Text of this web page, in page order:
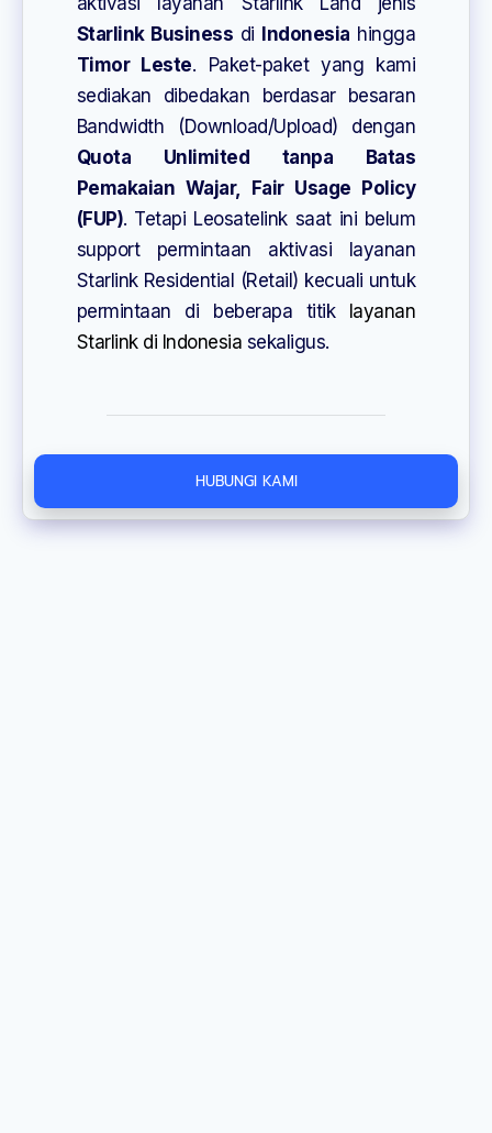
Starlink Business di Indonesia hingga
Timor Leste. Paket-paket yang kami
sediakan dibedakan berdasar besaran
Bandwidth (Download/Upload) dengan
Quota Unlimited tanpa Batas
Pemakaian Wajar, Fair Usage Policy
(FUP). Tetapi Leosatelink saat ini belum
support permintaan aktivasi layanan
Starlink Residential (Retail) kecuali untuk
permintaan di beberapa titik layanan
Starlink di Indonesia sekaligus.
HUBUNGI KAMI